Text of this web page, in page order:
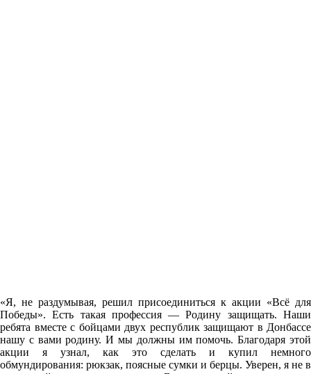
«Я, не раздумывая, решил присоединиться к акции «Всё для
Победы». Есть такая профессия — Родину защищать. Наши
ребята вместе с бойцами двух республик защищают в Донбассе
нашу с вами родину. И мы должны им помочь. Благодаря этой
акции я узнал, как это сделать и купил немного
обмундирования: рюкзак, поясные сумки и берцы. Уверен, я не в